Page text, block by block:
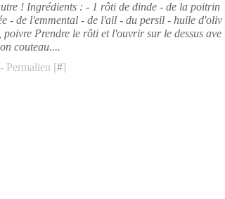
! Ingrédients : - 1 rôti de dinde - de la poitrin
- de l'emmental - de l'ail - du persil - huile d'oliv
poivre Prendre le rôti et l'ouvrir sur le dessus ave
couteau....
- Permalien [#]